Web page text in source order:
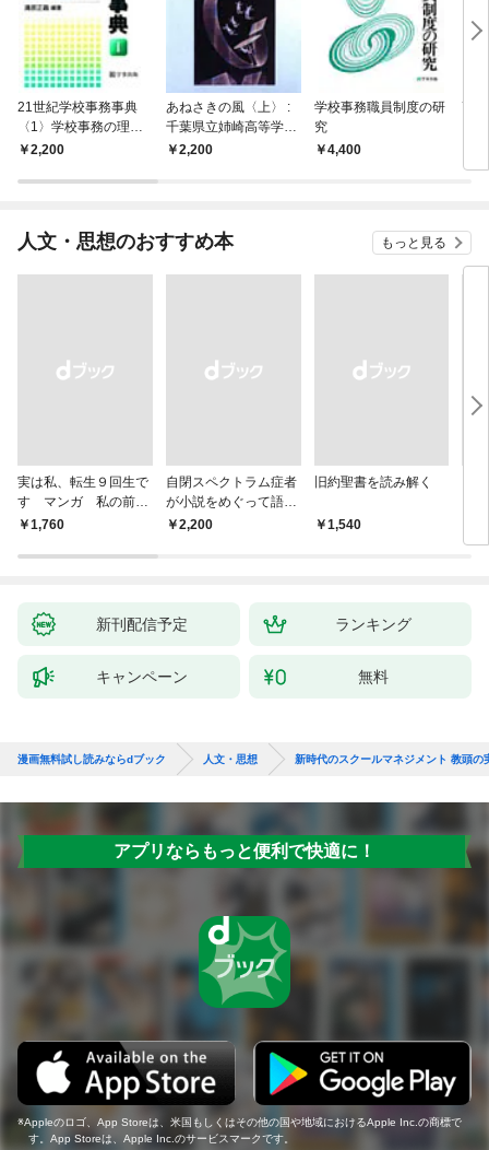
21世紀学校事務事典
〈1〉学校事務の理論
と構造
2,200
あねさきの風〈上〉 :
千葉県立姉崎高等学校
再建への挑戦
2,200
学校事務職員制度の研
究
4,400
高
人文・思想のおすすめ本 もっと見る
実は私、転生９回生で
す マンガ 私の前世
物語
￥1,760
自閉スペクトラム症者
が小説をめぐって語り
あう
￥2,200
旧約聖書を読み解く
￥1,540
新刊配信予定 ランキング
キャンペーン 無料
漫画無料試し読みならdブック 人文・思想 新時代のスクールマネジメント 教頭の
アプリならもっと便利で快適に！
Appleのロゴ、App Storeは、米国もしくはその他の国や地域におけるApple Inc.の商標で
す。App Storeは、Apple Inc.のサービスマークです。